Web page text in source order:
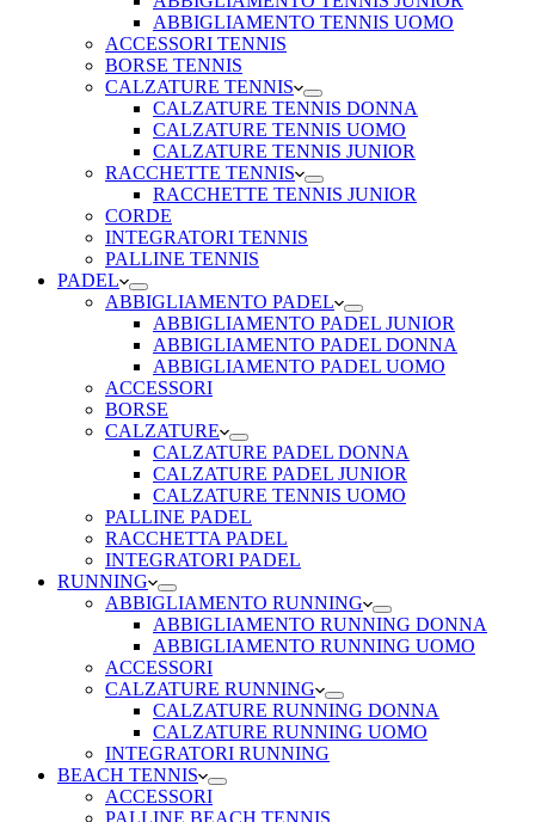
ABBIGLIAMENTO TENNIS UOMO
ACCESSORI TENNIS
BORSE TENNIS
CALZATURE TENNIS
CALZATURE TENNIS DONNA
CALZATURE TENNIS UOMO
CALZATURE TENNIS JUNIOR
RACCHETTE TENNIS
RACCHETTE TENNIS JUNIOR
CORDE
INTEGRATORI TENNIS
PALLINE TENNIS
PADEL
ABBIGLIAMENTO PADEL
ABBIGLIAMENTO PADEL JUNIOR
ABBIGLIAMENTO PADEL DONNA
ABBIGLIAMENTO PADEL UOMO
ACCESSORI
BORSE
CALZATURE
CALZATURE PADEL DONNA
CALZATURE PADEL JUNIOR
CALZATURE TENNIS UOMO
PALLINE PADEL
RACCHETTA PADEL
INTEGRATORI PADEL
RUNNING
ABBIGLIAMENTO RUNNING
ABBIGLIAMENTO RUNNING DONNA
ABBIGLIAMENTO RUNNING UOMO
ACCESSORI
CALZATURE RUNNING
CALZATURE RUNNING DONNA
CALZATURE RUNNING UOMO
INTEGRATORI RUNNING
BEACH TENNIS
ACCESSORI
PALLINE BEACH TENNIS